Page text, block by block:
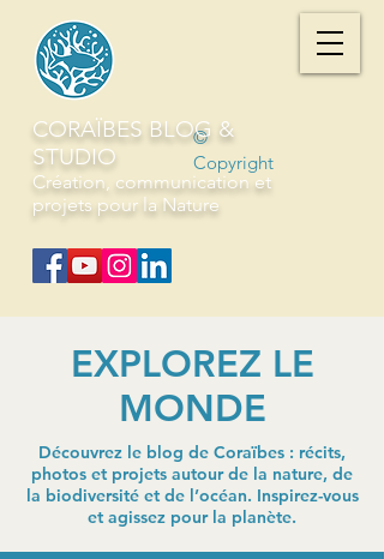
©
Copyright
CORAÏBES BLOG &
STUDIO
Création, communication et
projets pour la Nature
EXPLOREZ LE
MONDE
Découvrez le blog de Coraïbes : récits,
photos et projets autour de la nature, de
la biodiversité et de l’océan. Inspirez-vous
et agissez pour la planète.